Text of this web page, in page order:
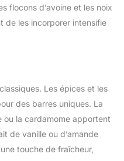
flocons d’avoine et les noix
de les incorporer intensifie
Les épices et les
des barres uniques. La
ou la cardamome apportent
de vanille ou d’amande
touche de fraîcheur,